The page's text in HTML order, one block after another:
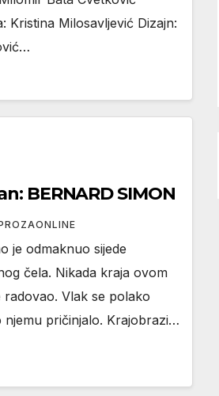
Kristina Milosavljević Dizajn:
Miroslav Pelikan: BERNARD SIMON
je odmaknuo sijede
čela. Nikada kraja ovom
Vlak se polako
njemu pričinjalo. Krajobrazi…